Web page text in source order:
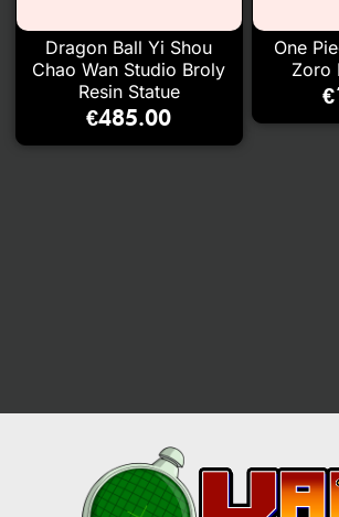
Dragon Ball Yi Shou
Chao Wan Studio Broly
Resin Statue
€485.00
One
Zoro
€